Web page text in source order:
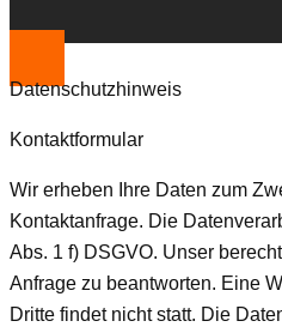
Datenschutzhinweis
Kontaktformular
Wir erheben Ihre Daten zum
Kontaktanfrage. Die
Abs. 1 f) DSGVO. Unser
Anfrage zu beantworten. Eine
Dritte findet nicht statt. Die